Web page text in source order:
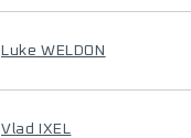
Luke WELDON
Vlad IXEL